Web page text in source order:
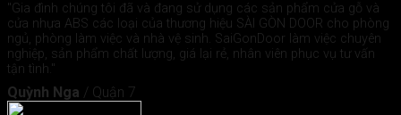
"Gia đình chúng tôi đã và đang sử dụng các sản phẩm cửa gỗ và
cửa nhựa ABS các loại của thương hiệu SÀI GÒN DOOR cho phòng
ngủ, phòng làm việc và nhà vệ sinh. SaiGonDoor làm việc chuyên
nghiệp, sản phẩm chất lượng, giá lại rẻ, nhân viên phục vụ tư vấn
tận tình."
Quỳnh Nga / Quận 7